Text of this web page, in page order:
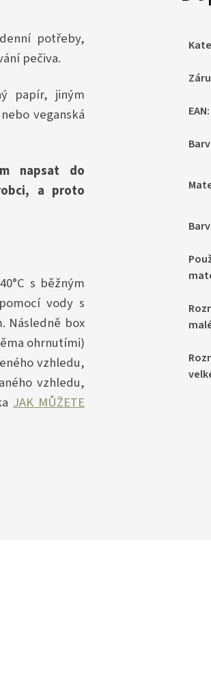
potřeby,
pečiva.
papír, jiným
veganská
napsat do
a proto
s běžným
vody s
Následně box
ohrnutími)
vzhledu,
vzhledu,
JAK MŮŽETE
EAN: